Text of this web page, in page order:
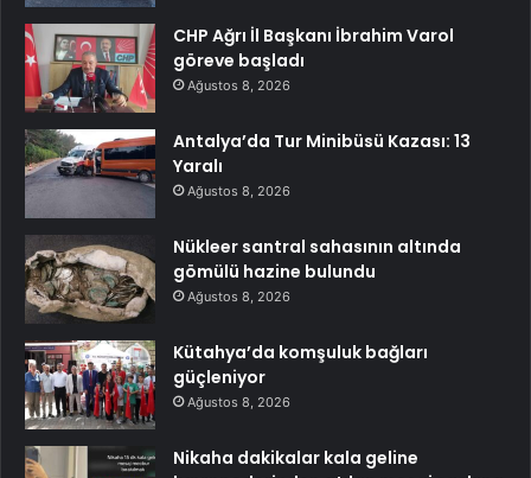
CHP Ağrı İl Başkanı İbrahim Varol
göreve başladı
Ağustos 8, 2026
Antalya’da Tur Minibüsü Kazası: 13
Yaralı
Ağustos 8, 2026
Nükleer santral sahasının altında
gömülü hazine bulundu
Ağustos 8, 2026
Kütahya’da komşuluk bağları
güçleniyor
Ağustos 8, 2026
Nikaha dakikalar kala geline